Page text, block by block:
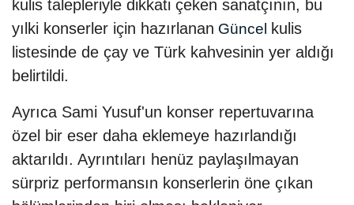
kulis talepleriyle dikkati çeken sanatçının, bu
yılki konserler için hazırlanan Güncel kulis
listesinde de çay ve Türk kahvesinin yer aldığı
belirtildi.
Ayrıca Sami Yusuf'un konser repertuvarına
özel bir eser daha eklemeye hazırlandığı
aktarıldı. Ayrıntıları henüz paylaşılmayan
sürpriz performansın konserlerin öne çıkan